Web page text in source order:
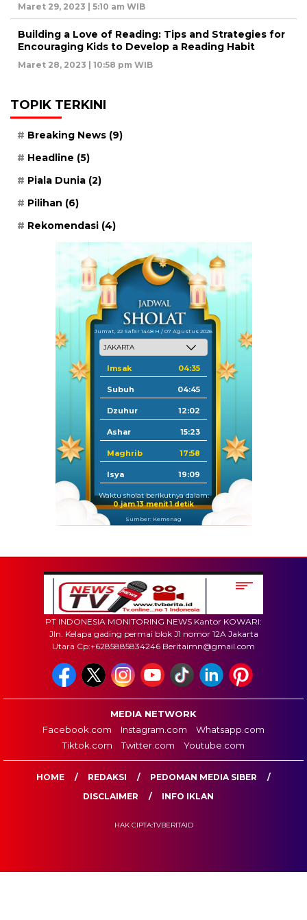
Maret 29, 2023 | 5:10 am WIB
Building a Love of Reading: Tips and Strategies for
Encouraging Kids to Develop a Reading Habit
Maret 28, 2023 | 10:58 pm WIB
TOPIK TERKINI
Breaking News (9)
Headline (5)
Piala Dunia (2)
Pilihan (6)
Rekomendasi (4)
Jum'at, 22 Safar 1448 H / 07 Agustus 2026
Imsak 04:35
Subuh 04:45
Dzuhur 12:02
Ashar 15:23
Maghrib 17:58
Isya 19:09
Waktu sholat berikutnya dalam:
0 jam 13 menit 0 detik
Sumber: Kemenag
PT INDONESIA MONITORING NEWS Kantor KOWARI:
Jln. Kelapa gading permai blok J1 nomor 12A Jakarta
Utara Cp:+6285885834246 Beritaimn@gmail.com
MEDIA NETWORK
Facebook.com
Instagram.com
Whatsapp.com
Tiktok.com
Twitter.com Youtube.com
HOME REDAKSI
PEDOMAN MEDIA SIBER
DISCLAIMER
INFO IKLAN
HAK CIPTA:TVBERITAID